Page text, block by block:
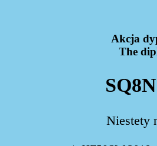
Akcja
The
Niestety